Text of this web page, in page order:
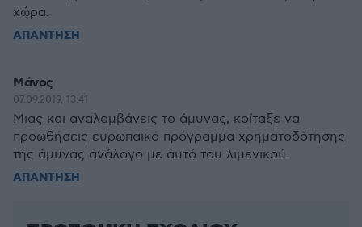
χώρα.
ΑΠΑΝΤΗΣΗ
Μάνος
07.09.2019, 13:41
Μιας και αναλαμβάνεις το άμυνας, κοίταξε να
προωθήσεις ευρωπαικό πρόγραμμα χρηματοδότησης
της άμυνας ανάλογο με αυτό του λιμενικού.
ΑΠΑΝΤΗΣΗ